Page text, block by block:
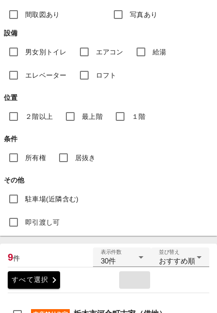
間取図あり 写真あり
設備
男女別トイレ エアコン 給湯
エレベーター ロフト
位置
２階以上 最上階 １階
条件
所有権 居抜き
その他
駐車場(近隣含む)
即引渡し可
9件
表示件数
30件
並び替え
おすすめ順
すべて選択 chevron_right